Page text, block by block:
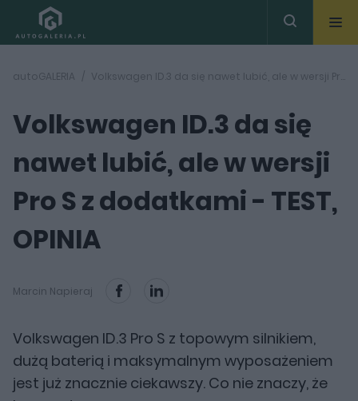
autoGALERIA Volkswagen ID.3 da się nawet lubić, ale w wersji Pro S z dodatkami - TEST, OPINIA
Volkswagen ID.3 da się
nawet lubić, ale w wersji
Pro S z dodatkami - TEST,
OPINIA
Marcin Napieraj
Volkswagen ID.3 Pro S z topowym silnikiem,
dużą baterią i maksymalnym wyposażeniem
jest już znacznie ciekawszy. Co nie znaczy, że